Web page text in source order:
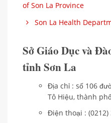
of Son La Province
Son La Health
Sở Giáo Dục và
tỉnh Sơn La
Địa chỉ : số 106
Tô Hiệu, thành
Điện thoại : (0212)